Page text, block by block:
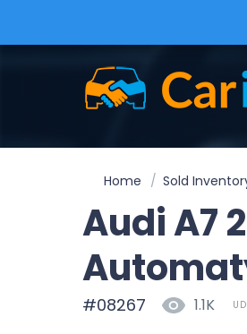
Home Sold
Audi A7
#08267 1.1K